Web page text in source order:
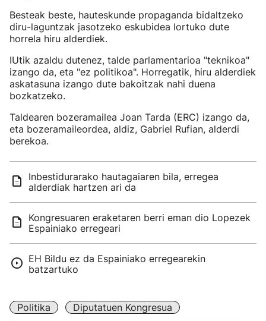
Besteak beste, hauteskunde propaganda bidaltzeko
diru-laguntzak jasotzeko eskubidea lortuko dute
horrela hiru alderdiek.
IUtik azaldu dutenez, talde parlamentarioa "teknikoa"
izango da, eta "ez politikoa". Horregatik, hiru alderdiek
askatasuna izango dute bakoitzak nahi duena
bozkatzeko.
Taldearen bozeramailea Joan Tarda (ERC) izango da,
eta bozeramaileordea, aldiz, Gabriel Rufian, alderdi
berekoa.
Inbestidurarako hautagaiaren bila, erregea
alderdiak hartzen ari da
Kongresuaren eraketaren berri eman dio Lopezek
Espainiako erregeari
EH Bildu ez da Espainiako erregearekin
batzartuko
Politika
Diputatuen Kongresua